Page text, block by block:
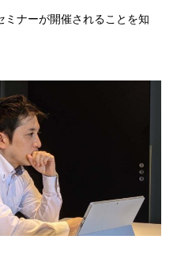
ナーが開催されることを知